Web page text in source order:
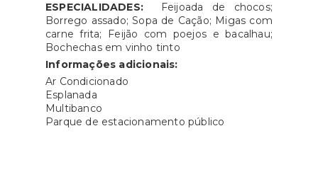
ESPECIALIDADES: Feijoada de chocos;
Borrego assado; Sopa de Cação; Migas com
carne frita; Feijão com poejos e bacalhau;
Bochechas em vinho tinto
Informações adicionais:
Ar Condicionado
Esplanada
Multibanco
Parque de estacionamento público